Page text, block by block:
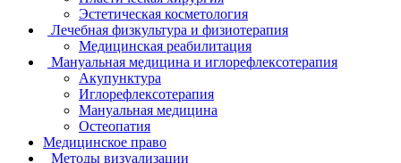
Эстетическая косметология
Лечебная физкультура и физиотерапия
Медицинская реабилитация
Мануальная медицина и иглорефлексотерапия
Акупунктура
Иглорефлексотерапия
Мануальная медицина
Остеопатия
Медицинское право
Методы визуализации